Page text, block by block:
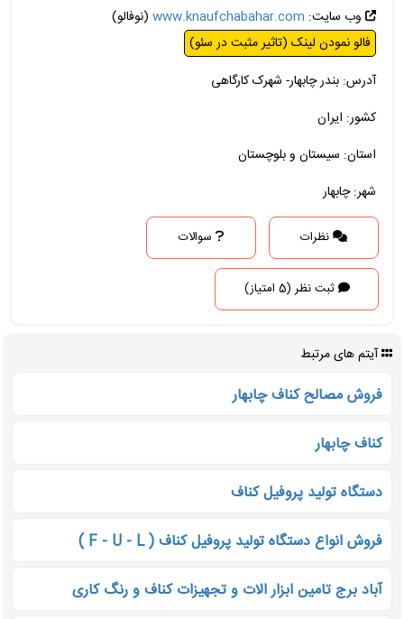
وب سایت: www.knaufchabahar.com (نوفالو)
فالو نمودن لینک (تاثیر مثبت در سئو)
آدرس: بندر چابهار- شهرک کارگاهی
کشور: ایران
استان: سیستان و بلوچستان
شهر: چابهار
نظرات سوالات
ثبت نظر (5 امتیاز)
آیتم های مرتبط
فروش مصالح کناف چابهار
کناف چابهار
دستگاه تولید پروفیل کناف
فروش انواع دستگاه تولید پروفیل کناف ( F - U - L )
آباد برج تامین ابزار الات و تجهیزات کناف و رنگ کاری